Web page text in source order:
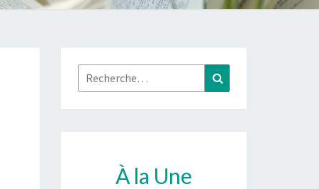
Rechercher :
À la Une